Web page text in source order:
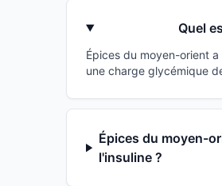
Quel
Épices du moyen-orient
une charge glycémique
Épices du moyen-
l'insuline ?